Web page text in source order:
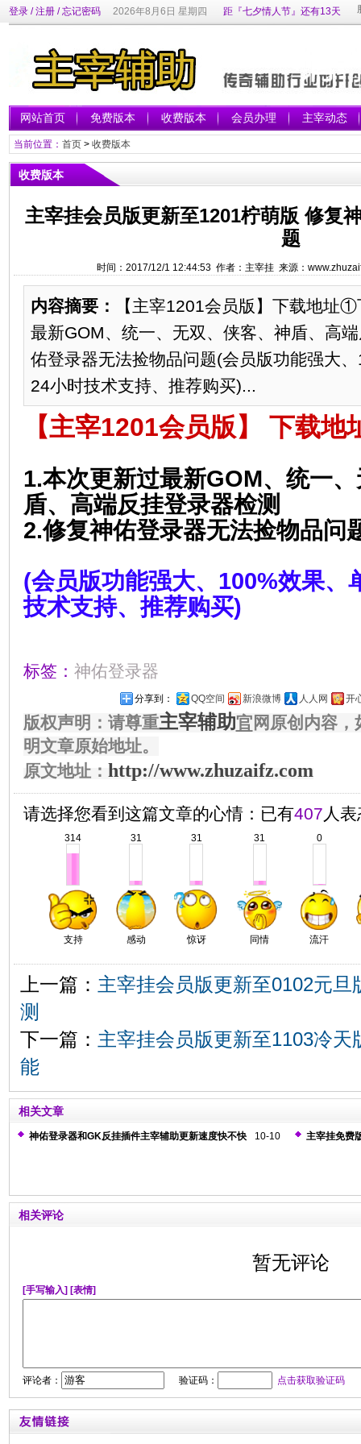
登录/注册/忘记密码 2026年8月6日 星期四 距『七夕情人节』还有13天
网站首页 免费版本 收费版本 会员办理 主宰动态
当前位置： 首页> 收费版本
收费版本
主宰挂会员版更新至1201柠萌版 修复
题
时间：2017/12/1 12:44:53 作者：主宰挂 来源：
内容摘要：
【主宰1201会员版】下载地址
最新GOM、统一、无双、侠客、神盾、高
佑登录器无法捡物品问题(会员版功能强大
24小时技术支持、推荐购买)...
【主宰1201会员版】 下载地
1.本次更新过最新GOM、统一
盾、高端反挂登录器检测
2.修复神佑登录器无法捡物品问
(会员版功能强大、100%效果、
技术支持、推荐购买)
标签： 神佑登录器
分享到： QQ空间 新浪微博 人人网 开
版权声明：请尊重主宰辅助官 网原创内容
明文章原始地址。
原文地址： http://www.zhuzaifz.com
请选择您看到这篇文章的心情：已有407 人
314
支持
31
感动
31
惊讶
31
同情
0
流汗
上一篇： 主宰挂会员版更新至0102元
测
下一篇： 主宰挂会员版更新至1103冷
能
相关文章
10-10
神佑登录器和GK反挂插件主宰辅助更新速度快不快
主宰挂免费
相关评论
暂无评论
[手写输入] [表情]
评论者： 验证码： 点击获取验证码